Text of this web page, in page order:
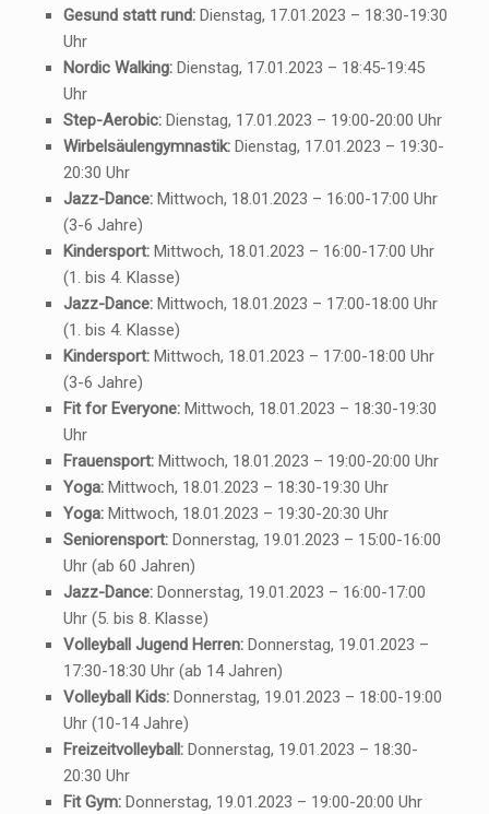
Gesund statt rund:Dienstag, 17.01.2023 – 18:30-19:30
Uhr
Nordic Walking:Dienstag, 17.01.2023 – 18:45-19:45
Uhr
Step-Aerobic:Dienstag, 17.01.2023 – 19:00-20:00 Uhr
Wirbelsäulengymnastik:Dienstag, 17.01.2023 – 19:30-
20:30 Uhr
Jazz-Dance:Mittwoch, 18.01.2023 – 16:00-17:00 Uhr
(3-6 Jahre)
Kindersport:Mittwoch, 18.01.2023 – 16:00-17:00 Uhr
(1. bis 4. Klasse)
Jazz-Dance:Mittwoch, 18.01.2023 – 17:00-18:00 Uhr
(1. bis 4. Klasse)
Kindersport:Mittwoch, 18.01.2023 – 17:00-18:00 Uhr
(3-6 Jahre)
Fit for Everyone:Mittwoch, 18.01.2023 – 18:30-19:30
Uhr
Frauensport:Mittwoch, 18.01.2023 – 19:00-20:00 Uhr
Yoga:Mittwoch, 18.01.2023 – 18:30-19:30 Uhr
Yoga:Mittwoch, 18.01.2023 – 19:30-20:30 Uhr
Seniorensport:Donnerstag, 19.01.2023 – 15:00-16:00
Uhr (ab 60 Jahren)
Jazz-Dance:Donnerstag, 19.01.2023 – 16:00-17:00
Uhr (5. bis 8. Klasse)
Volleyball Jugend Herren:Donnerstag, 19.01.2023 –
17:30-18:30 Uhr (ab 14 Jahren)
Volleyball Kids:Donnerstag, 19.01.2023 – 18:00-19:00
Uhr (10-14 Jahre)
Freizeitvolleyball:Donnerstag, 19.01.2023 – 18:30-
20:30 Uhr
Fit Gym:Donnerstag, 19.01.2023 – 19:00-20:00 Uhr